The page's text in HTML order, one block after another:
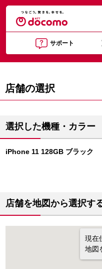
サポート
店舗の選択
選択した機種・カラー
iPhone 11 128GB ブラック
店舗を地図から選択す
現在
地図